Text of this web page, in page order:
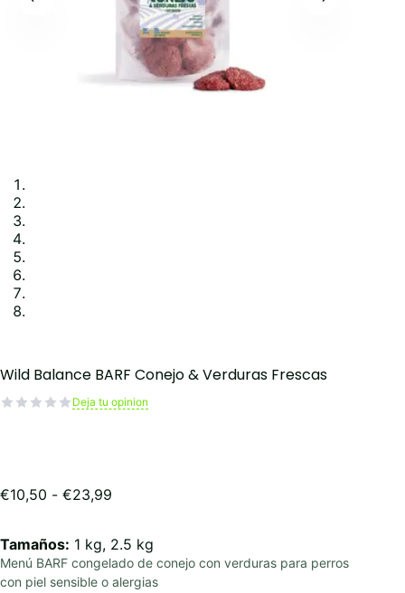
Wild Balance BARF Conejo & Verduras Frescas
Deja tu opinion
€10,50 - €23,99
desde
€10,50
hasta
Tamaños: 1 kg, 2.5 kg
Menú BARF congelado de conejo con verduras para perros
con piel sensible o alergias